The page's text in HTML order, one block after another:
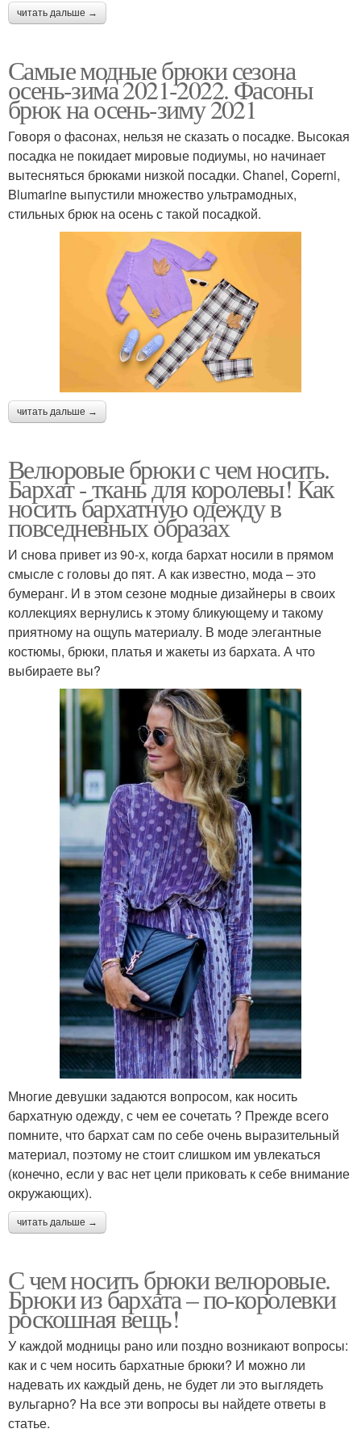
читать дальше →
Самые модные брюки сезона
осень-зима 2021-2022. Фасоны
брюк на осень-зиму 2021
Говоря о фасонах, нельзя не сказать о посадке. Высокая
посадка не покидает мировые подиумы, но начинает
вытесняться брюками низкой посадки. Chanel, Coperni,
Blumarine выпустили множество ультрамодных,
стильных брюк на осень с такой посадкой.
читать дальше →
Велюровые брюки с чем носить.
Бархат - ткань для королевы! Как
носить бархатную одежду в
повседневных образах
И снова привет из 90-х, когда бархат носили в прямом
смысле с головы до пят. А как известно, мода – это
бумеранг. И в этом сезоне модные дизайнеры в своих
коллекциях вернулись к этому бликующему и такому
приятному на ощупь материалу. В моде элегантные
костюмы, брюки, платья и жакеты из бархата. А что
выбираете вы?
Многие девушки задаются вопросом, как носить
бархатную одежду, с чем ее сочетать ? Прежде всего
помните, что бархат сам по себе очень выразительный
материал, поэтому не стоит слишком им увлекаться
(конечно, если у вас нет цели приковать к себе внимание
окружающих).
читать дальше →
С чем носить брюки велюровые.
Брюки из бархата – по-королевки
роскошная вещь!
У каждой модницы рано или поздно возникают вопросы:
как и с чем носить бархатные брюки? И можно ли
надевать их каждый день, не будет ли это выглядеть
вульгарно? На все эти вопросы вы найдете ответы в
статье.